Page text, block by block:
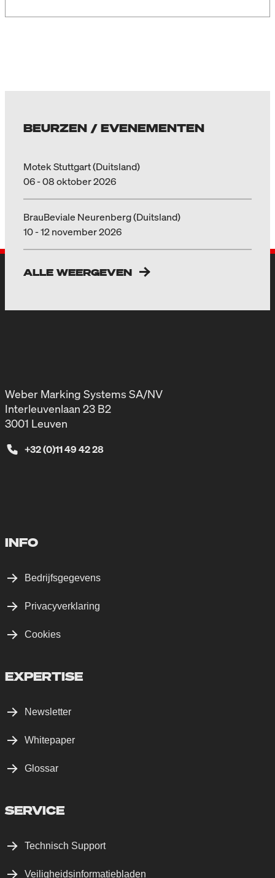
BEURZEN / EVENEMENTEN
Motek Stuttgart (Duitsland)
06 - 08 oktober 2026
BrauBeviale Neurenberg (Duitsland)
10 - 12 november 2026
ALLE WEERGEVEN
Weber Marking Systems SA/NV
Interleuvenlaan 23 B2
3001 Leuven
+32 (0)11 49 42 28
INFO
Bedrijfsgegevens
Privacyverklaring
Cookies
EXPERTISE
Newsletter
Whitepaper
Glossar
SERVICE
Technisch Support
Veiligheidsinformatiebladen